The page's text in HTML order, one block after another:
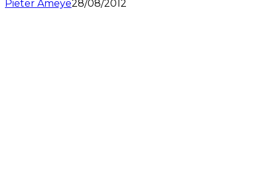
Pieter Ameye28/08/2012